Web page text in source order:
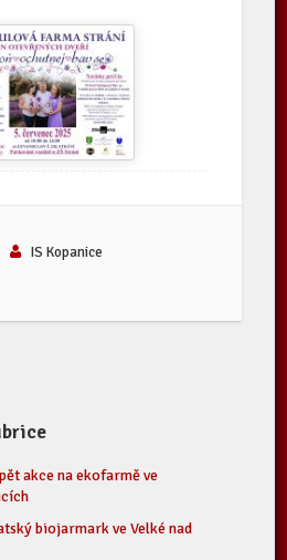
IS Kopanice
akce na ekofarmě ve
biojarmark ve Velké nad